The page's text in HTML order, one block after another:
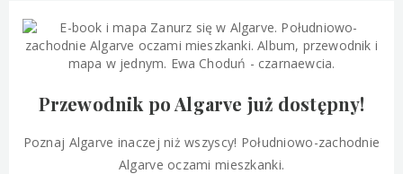
Przewodnik po Algarve już dostępny!
Poznaj Algarve inaczej niż wszyscy! Południowo-zachodnie
Algarve oczami mieszkanki.